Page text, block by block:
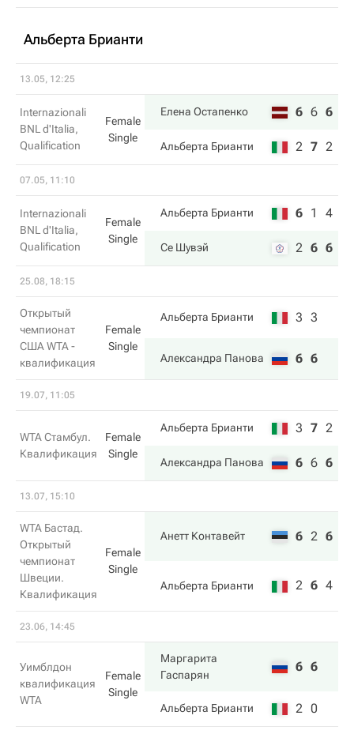
Альберта Брианти
13.05, 12:25
Internazionali
BNL d'Italia,
Qualification
Female
Single
Елена Остапенко 6 6 6
Альберта Брианти 2 7 2
07.05, 11:10
Internazionali
BNL d'Italia,
Qualification
Female
Single
Альберта Брианти 6 1 4
Се Шувэй 2 6 6
25.08, 18:15
Открытый
чемпионат
США WTA -
квалификация
Female
Single
Альберта Брианти 3 3
Александра Панова 6 6
19.07, 11:05
WTA Стамбул.
Квалификация
Female
Single
Альберта Брианти 3 7 2
Александра Панова 6 6 6
13.07, 15:10
WTA Бастад.
Открытый
чемпионат
Швеции.
Квалификация
Female
Single
Анетт Контавейт 6 2 6
Альберта Брианти 2 6 4
23.06, 14:45
Уимблдон
квалификация
WTA
Female
Single
Маргарита
Гаспарян
6 6
Альберта Брианти 2 0